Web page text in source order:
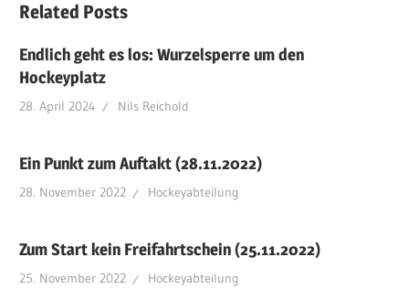
Related Posts
Endlich geht es los: Wurzelsperre um den
Hockeyplatz
28. April 2024 Nils Reichold
Ein Punkt zum Auftakt (28.11.2022)
28. November 2022 Hockeyabteilung
Zum Start kein Freifahrtschein (25.11.2022)
25. November 2022 Hockeyabteilung